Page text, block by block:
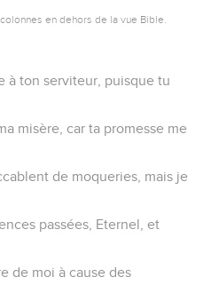
en dehors de la vue Bible.
à ton serviteur, puisque tu
misère, car ta promesse me
de moqueries, mais je
passées, Eternel, et
de moi à cause des